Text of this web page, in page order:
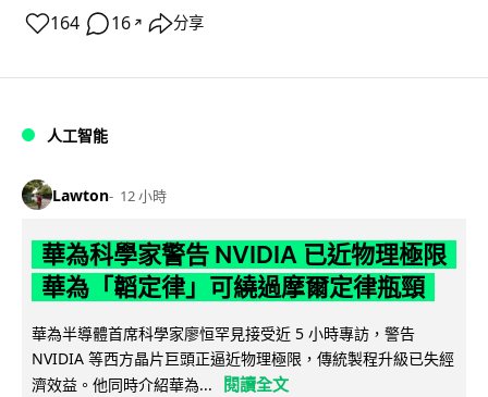
164 16 ↗ 分享
人工智能
Lawton 12 小時
華為科學家警告 NVIDIA 已近物理極限
華為「韜定律」可繞過摩爾定律瓶頸
華為半導體首席科學家廖恒罕見接受近 5 小時專訪，警告
NVIDIA 等西方晶片巨頭正逼近物理極限，傳統製程升級已失經
濟效益。他同時介紹華為...
閱讀全文